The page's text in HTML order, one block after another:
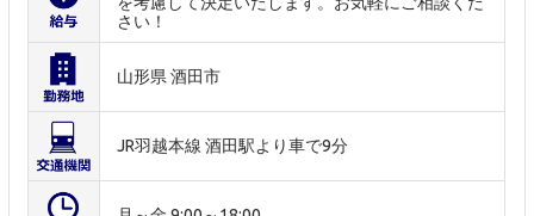
さい！
山形県 酒田市
JR羽越本線 酒田駅より車で9分